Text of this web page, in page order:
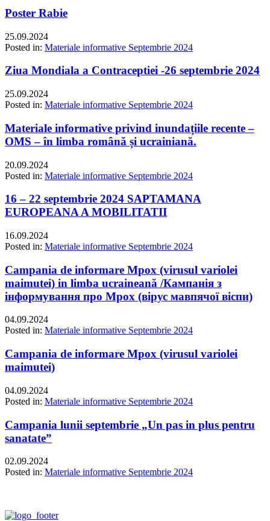
Poster Rabie
25.09.2024
Posted in: Materiale informative Septembrie 2024
Ziua Mondiala a Contraceptiei -26 septembrie 2024
25.09.2024
Posted in: Materiale informative Septembrie 2024
Materiale informative privind inundațiile recente –
OMS – în limba română și ucrainiană.
20.09.2024
Posted in: Materiale informative Septembrie 2024
16 – 22 septembrie 2024 SAPTAMANA
EUROPEANA A MOBILITATII
16.09.2024
Posted in: Materiale informative Septembrie 2024
Campania de informare Mpox (virusul variolei
maimutei) in limba ucraineană /Кампанія з
інформування про Mpox (вірус мавпячої віспи)
04.09.2024
Posted in: Materiale informative Septembrie 2024
Campania de informare Mpox (virusul variolei
maimutei)
04.09.2024
Posted in: Materiale informative Septembrie 2024
Campania lunii septembrie „Un pas in plus pentru
sanatate”
02.09.2024
Posted in: Materiale informative Septembrie 2024